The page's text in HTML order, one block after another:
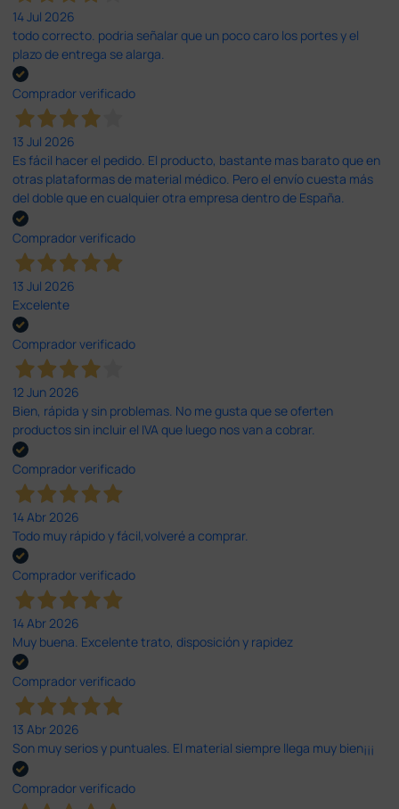
14 Jul 2026
todo correcto. podria señalar que un poco caro los portes y el
plazo de entrega se alarga.
Comprador verificado
13 Jul 2026
Es fácil hacer el pedido. El producto, bastante mas barato que en
otras plataformas de material médico. Pero el envío cuesta más
del doble que en cualquier otra empresa dentro de España.
Comprador verificado
13 Jul 2026
Excelente
Comprador verificado
12 Jun 2026
Bien, rápida y sin problemas. No me gusta que se oferten
productos sin incluir el IVA que luego nos van a cobrar.
Comprador verificado
14 Abr 2026
Todo muy rápido y fácil,volveré a comprar.
Comprador verificado
14 Abr 2026
Muy buena. Excelente trato, disposición y rapidez
Comprador verificado
13 Abr 2026
Son muy serios y puntuales. El material siempre llega muy bien¡¡¡
Comprador verificado